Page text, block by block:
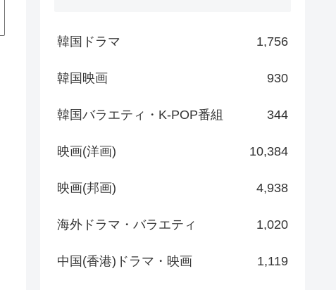
韓国ドラマ 1,756
韓国映画 930
韓国バラエティ・K-POP番組 344
映画(洋画) 10,384
映画(邦画) 4,938
海外ドラマ・バラエティ 1,020
中国(香港)ドラマ・映画 1,119